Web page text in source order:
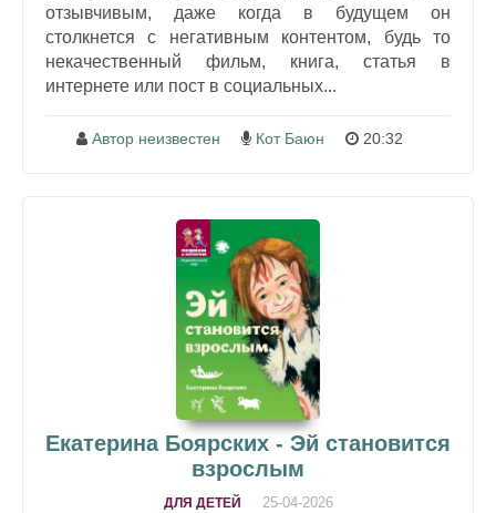
отзывчивым, даже когда в будущем он
столкнется с негативным контентом, будь то
некачественный фильм, книга, статья в
интернете или пост в социальных...
Автор неизвестен Кот Баюн 20:32
Екатерина Боярских - Эй становится
взрослым
ДЛЯ ДЕТЕЙ 25-04-2026